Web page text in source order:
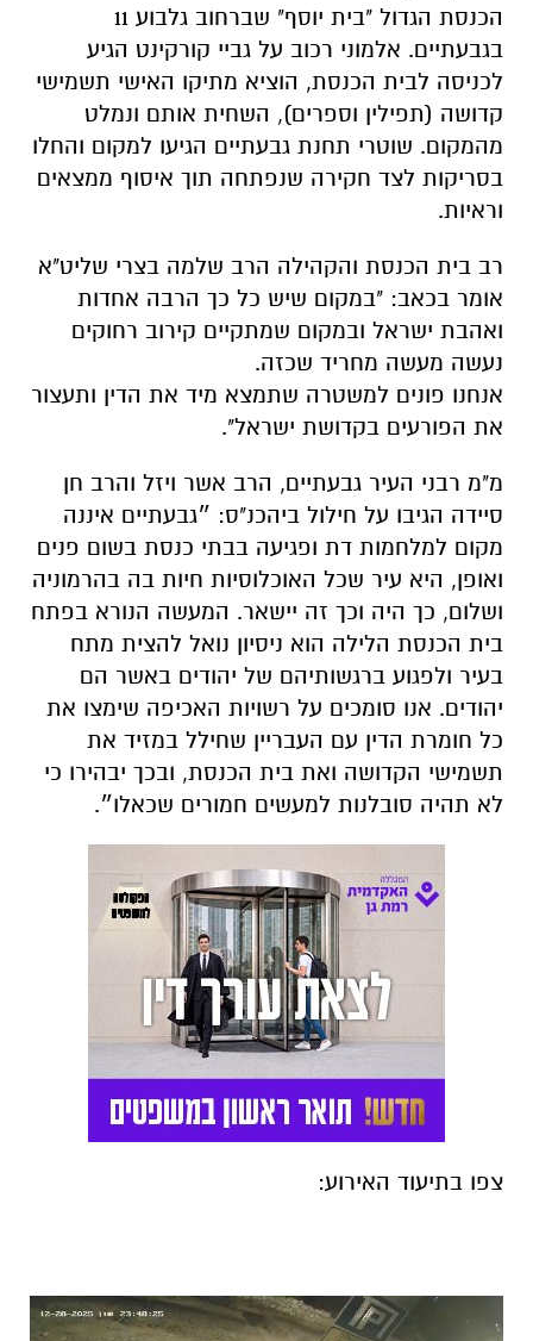
הכנסת הגדול "בית יוסף" שברחוב גלבוע 11
בגבעתיים. אלמוני רכוב על גביי קורקינט הגיע
לכניסה לבית הכנסת, הוציא מתיקו האישי תשמישי
קדושה (תפילין וספרים), השחית אותם ונמלט
מהמקום. שוטרי תחנת גבעתיים הגיעו למקום והחלו
בסריקות לצד חקירה שנפתחה תוך איסוף ממצאים
וראיות.
רב בית הכנסת והקהילה הרב שלמה בצרי שליט"א
אומר בכאב: "במקום שיש כל כך הרבה אחדות
ואהבת ישראל ובמקום שמתקיים קירוב רחוקים
נעשה מעשה מחריד שכזה.
אנחנו פונים למשטרה שתמצא מיד את הדין ותעצור
את הפורעים בקדושת ישראל".
מ"מ רבני העיר גבעתיים, הרב אשר ויזל והרב חן
סיידה הגיבו על חילול ביהכנ"ס: ״גבעתיים איננה
מקום למלחמות דת ופגיעה בבתי כנסת בשום פנים
ואופן, היא עיר שכל האוכלוסיות חיות בה בהרמוניה
ושלום, כך היה וכך זה יישאר. המעשה הנורא בפתח
בית הכנסת הלילה הוא ניסיון נואל להצית מתח
בעיר ולפגוע ברגשותיהם של יהודים באשר הם
יהודים. אנו סומכים על רשויות האכיפה שימצו את
כל חומרת הדין עם העבריין שחילל במזיד את
תשמישי הקדושה ואת בית הכנסת, ובכך יבהירו כי
לא תהיה סובלנות למעשים חמורים שכאלו״.
צפו בתיעוד האירוע: